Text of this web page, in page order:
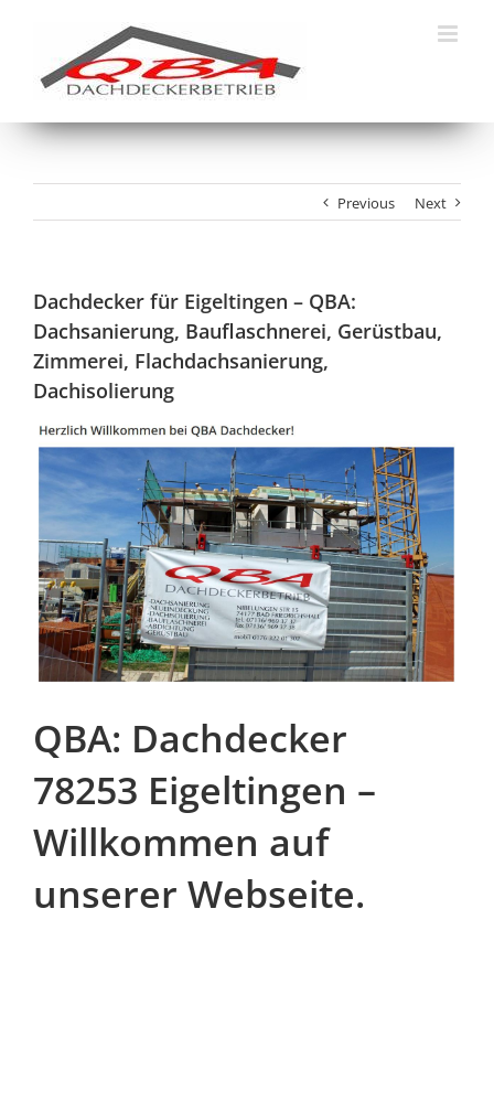
Previous Next
Dachdecker für Eigeltingen – QBA:
Dachsanierung, Bauflaschnerei, Gerüstbau,
Zimmerei, Flachdachsanierung,
Dachisolierung
QBA: Dachdecker
78253 Eigeltingen –
Willkommen auf
unserer Webseite.